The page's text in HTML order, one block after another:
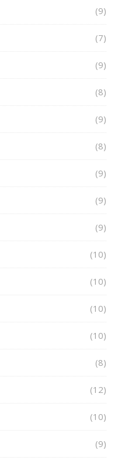
(9)
(7)
(9)
(8)
(9)
(8)
(9)
(9)
(9)
(10)
(10)
(10)
(10)
(8)
(12)
(10)
(9)